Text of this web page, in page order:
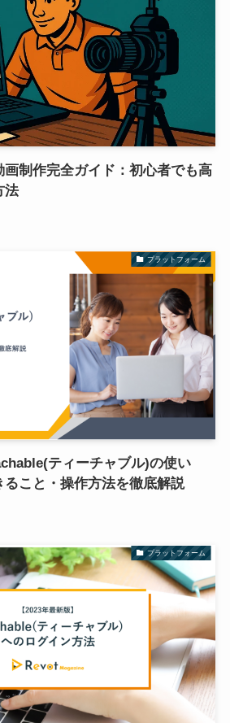
制作完全ガイド：初心者でも高
法
プラットフォーム
ティーチャブル)の使い
こと・操作方法を徹底解説
プラットフォーム